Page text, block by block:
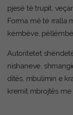
pjesë të trupit,
Forma më të rralla
këmbëve,
Autoritetet
nishaneve,
ditës, mbulimin e
kremit mbrojtës